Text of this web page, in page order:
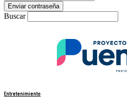
Buscar
Entretenimiento